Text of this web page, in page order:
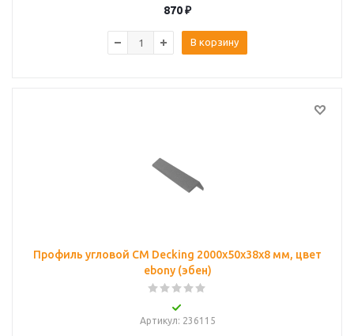
870₽
В корзину
Профиль угловой CM Decking 2000х50х38х8 мм, цвет
ebony (эбен)
Артикул: 236115